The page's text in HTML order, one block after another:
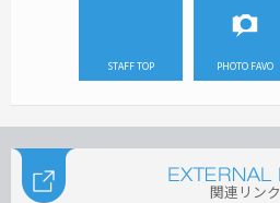
STAFF TOP PHOTO FAVO
関連リンク